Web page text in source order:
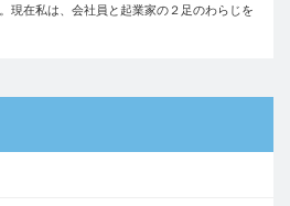
現在私は、会社員と起業家の２足のわらじを